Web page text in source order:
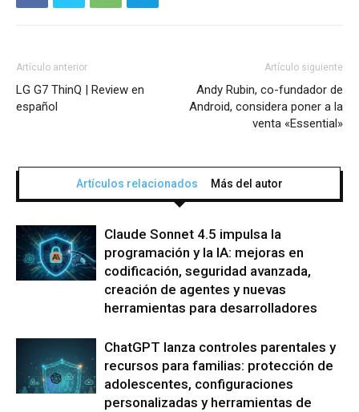
Artículo anterior
LG G7 ThinQ | Review en
español
Artículo siguiente
Andy Rubin, co-fundador de
Android, considera poner a la
venta «Essential»
Artículos relacionados Más del autor
Claude Sonnet 4.5 impulsa la
programación y la IA: mejoras en
codificación, seguridad avanzada,
creación de agentes y nuevas
herramientas para desarrolladores
ChatGPT lanza controles parentales y
recursos para familias: protección de
adolescentes, configuraciones
personalizadas y herramientas de